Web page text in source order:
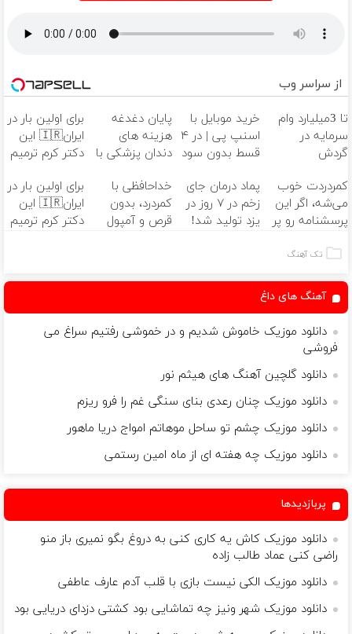
از سراسر وب
تا 3میلیارد وام
سرمایه در
گردش
فروشگاهت رو
ثبت کن
خرید موبایل با
اسنپ پی | در ۴
قسط بدون سود
پایان دغدغه
هزینه های
دندان پزشکی با
کننده خانگی
برای اولین بار در
ایران🇮🇷 این
دکتر کرم ترمیم
ساخت!
کمردردت خوب
می‌شه، اگر این
پرسشنامه رو پر
پماد درمان جای
زخم در ۷ روز در
یزد تولید شد!
خداحافظی با
کمردرد، بدون
قرص و آمپول
برای اولین بار در
ایران🇮🇷 این
دکتر کرم ترمیم
تک آهنگ
آهنگ های داغ
دانلود موزیک خاموش شدیم و در خموشی رفتیم سراغ می
فروشی
دانلود گلچین آهنگ های هیثم نور
دانلود موزیک چنان رعدی بنای سنگی غم را فرو ریزم
دانلود موزیک چشم تو ساحل موهاتم امواج دریا ماهور
دانلود موزیک چه هفته ای از ماه امین رستمی
پربازدیدها
دانلود موزیک کاش یه کاری کنی به دروغ بگو نمیری باز منو
راضی کنی عماد طالب زاده
دانلود موزیک الکی نیست بازی با قلب آدم عارف عاطفی
دانلود موزیک شهر ونیز چه تماشایی بود کشتی دزدای دریایی بود